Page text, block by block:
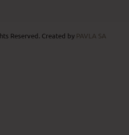
Reserved. Created by PAVLA SA